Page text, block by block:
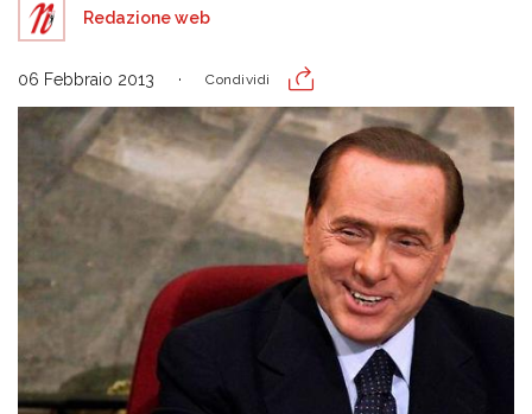
Redazione web
06 Febbraio 2013 Condividi